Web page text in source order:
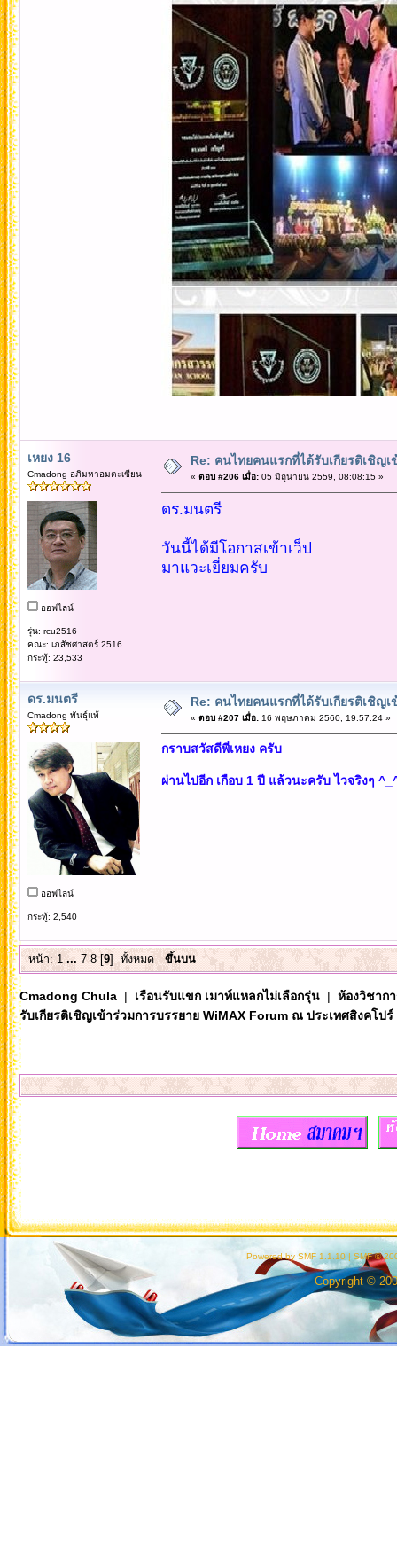
เหยง 16
Cmadong อภิมหาอมตะเซียน
ออฟไลน์
รุ่น: rcu2516
คณะ: เภสัชศาสตร์ 2516
กระทู้: 23,533
Re: คนไทยคนแรกที่ได้รับเกียรติเชิญ
« ตอบ #206 เมื่อ:05 มิถุนายน 2559, 08:08:15 »
ดร.มนตรี
วันนี้ได้มีโอกาสเข้าเว็ป
มาแวะเยี่ยมครับ
ดร.มนตรี
Cmadong พันธุ์แท้
ออฟไลน์
กระทู้: 2,540
Re: คนไทยคนแรกที่ได้รับเกียรติเชิญ
« ตอบ #207 เมื่อ:16 พฤษภาคม 2560, 19:57:24 »
กราบสวัสดีพี่เหยง ครับ
ผ่านไปอีก เกือบ 1 ปี แล้วนะครับ ไวจริงๆ
หน้า:1 ... 7 8[9] ทั้งหมด ขึ้นบน
Cmadong Chula| เรือนรับแขก เมาท์แหลกไม่เลือกรุ่น| ห้องวิชาก
รับเกียรติเชิญเข้าร่วมการบรรยาย WiMAX Forum ณ ประเทศสิงคโปร์
Powered by SMF 1.1.10 | SMF ©
Copyright ©